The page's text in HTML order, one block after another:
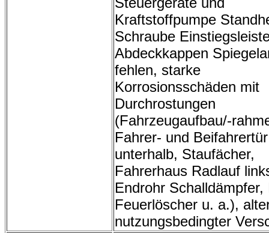
Kraftstoffpumpe
Schraube
Abdeckkappen
fehlen, starke
Korrosionsschäden mit
Durchrostungen
(Fahrzeugaufbau/-
Fahrer- und Beifahrertür
unterhalb, Staufächer,
Fahrerhaus Radlauf
Endrohr Schalldämpfer,
Feuerlöscher u. a.),
nutzungsbedingter